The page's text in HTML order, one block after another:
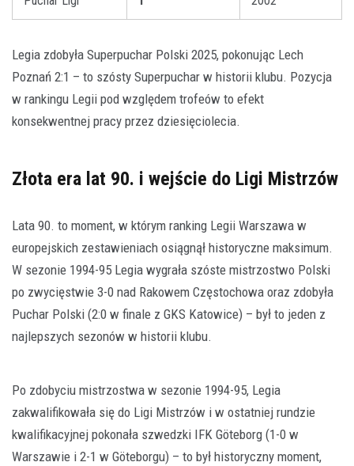
Legia zdobyła Superpuchar Polski 2025, pokonując Lech
Poznań 2:1 – to szósty Superpuchar w historii klubu. Pozycja
w rankingu Legii pod względem trofeów to efekt
konsekwentnej pracy przez dziesięciolecia.
Złota era lat 90. i wejście do Ligi Mistrzów
Lata 90. to moment, w którym ranking Legii Warszawa w
europejskich zestawieniach osiągnął historyczne maksimum.
W sezonie 1994-95 Legia wygrała szóste mistrzostwo Polski
po zwycięstwie 3-0 nad Rakowem Częstochowa oraz zdobyła
Puchar Polski (2:0 w finale z GKS Katowice) – był to jeden z
najlepszych sezonów w historii klubu.
Po zdobyciu mistrzostwa w sezonie 1994-95, Legia
zakwalifikowała się do Ligi Mistrzów i w ostatniej rundzie
kwalifikacyjnej pokonała szwedzki IFK Göteborg (1-0 w
Warszawie i 2-1 w Göteborgu) – to był historyczny moment,